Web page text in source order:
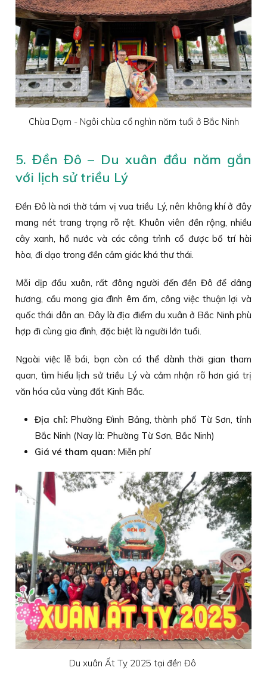
Chùa Dạm - Ngôi chùa cổ nghìn năm tuổi ở Bắc Ninh
5. Đền Đô – Du xuân đầu năm gắn
với lịch sử triều Lý
Đền Đô là nơi thờ tám vị vua triều Lý, nên không khí ở đây
mang nét trang trọng rõ rệt. Khuôn viên đền rộng, nhiều
cây xanh, hồ nước và các công trình cổ được bố trí hài
hòa, đi dạo trong đền cảm giác khá thư thái.
Mỗi dịp đầu xuân, rất đông người đến đền Đô để dâng
hương, cầu mong gia đình êm ấm, công việc thuận lợi và
quốc thái dân an. Đây là địa điểm du xuân ở Bắc Ninh phù
hợp đi cùng gia đình, đặc biệt là người lớn tuổi.
Ngoài việc lễ bái, bạn còn có thể dành thời gian tham
quan, tìm hiểu lịch sử triều Lý và cảm nhận rõ hơn giá trị
văn hóa của vùng đất Kinh Bắc.
Địa chỉ:Phường Đình Bảng, thành phố Từ Sơn, tỉnh
Bắc Ninh (Nay là: Phường Từ Sơn, Bắc Ninh)
Giá vé tham quan: Miễn phí
Du xuân Ất Tỵ 2025 tại đền Đô